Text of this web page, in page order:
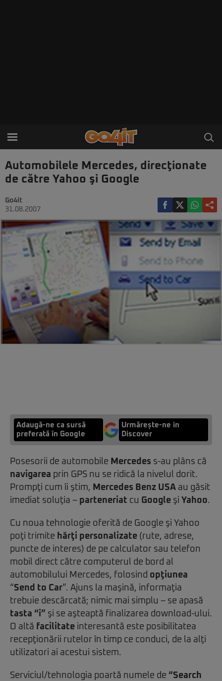
Automobilele Mercedes, direcţionate
de către Yahoo şi Google
Go4it
31.08.2007
Adaugă-ne ca sursă
preferată în Google
Urmărește-ne in
Discover
Posesorii de automobile Mercedes s-au plâns că
navigarea prin GPS nu se ridică la nivelul dorit.
Prompţi cum îi ştim, Mercedes Benz USA au găsit
imediat soluţia – parteneriat cu Google şi Yahoo.
Cu noua tehnologie oferită de Google şi Yahoo
poţi trimite hărţi personalizate (rute, adrese,
puncte de interes) de pe calculator sau telefon
mobil direct către computerul de bord al
automobilului Mercedes, folosind opţiunea
“Send to Car”. Ajuns la maşină, informaţia
trebuie descărcată; nimic mai simplu – se apasă
tasta “i” şi se aşteaptă finalizarea download-ului.
O altă facilitate interesantă este posibilitatea
recepţionării rutelor în timp ce conduci, de la alţi
utilizatori ai acestui sistem.
Serviciul/tehnologia poartă numele de “Search